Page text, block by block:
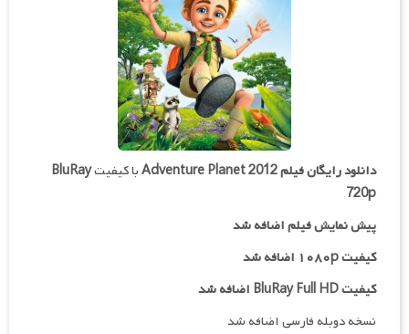
دانلود رایگان فیلمAdventure Planet 2012با کیفیتBluRay
720p
پیش نمایش فیلم اضافه شد
کیفیت ۱۰۸۰p اضافه شد
کیفیت BluRay Full HD اضافه شد
نسخه دوبله فارسی اضافه شد